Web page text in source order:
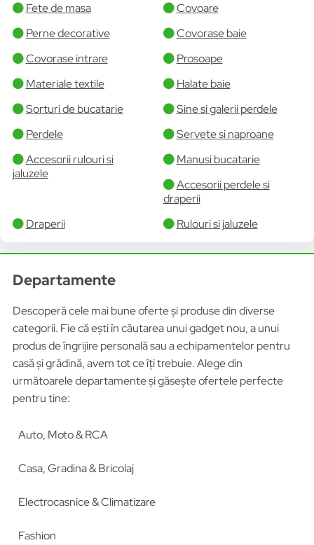
Fete de masa
Covoare
Perne decorative
Covorase baie
Covorase intrare
Prosoape
Materiale textile
Halate baie
Sorturi de bucatarie
Sine si galerii perdele
Perdele
Servete si naproane
Accesorii rulouri si
jaluzele
Manusi bucatarie
Accesorii perdele si
draperii
Draperii
Rulouri si jaluzele
Departamente
Descoperă cele mai bune oferte și produse din diverse
categorii. Fie că ești în căutarea unui gadget nou, a unui
produs de îngrijire personală sau a echipamentelor pentru
casă și grădină, avem tot ce îți trebuie. Alege din
următoarele departamente și găsește ofertele perfecte
pentru tine:
Auto, Moto & RCA
Casa, Gradina & Bricolaj
Electrocasnice & Climatizare
Fashion